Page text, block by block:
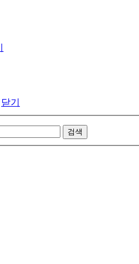
닫기
검색